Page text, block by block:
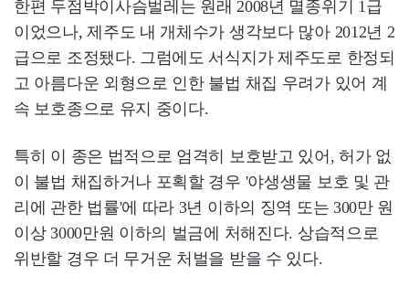
한편 두점박이사슴벌레는 원래 2008년 멸종위기 1급
이었으나, 제주도 내 개체수가 생각보다 많아 2012년 2
급으로 조정됐다. 그럼에도 서식지가 제주도로 한정되
고 아름다운 외형으로 인한 불법 채집 우려가 있어 계
속 보호종으로 유지 중이다.
특히 이 종은 법적으로 엄격히 보호받고 있어, 허가 없
이 불법 채집하거나 포획할 경우 '야생생물 보호 및 관
리에 관한 법률'에 따라 3년 이하의 징역 또는 300만 원
이상 3000만원 이하의 벌금에 처해진다. 상습적으로
위반할 경우 더 무거운 처벌을 받을 수 있다.